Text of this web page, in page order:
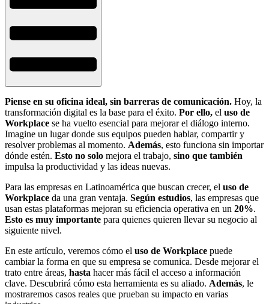
Piense en su oficina ideal, sin barreras de comunicación. Hoy, la
transformación digital es la base para el éxito. Por ello, el uso de
Workplace se ha vuelto esencial para mejorar el diálogo interno.
Imagine un lugar donde sus equipos pueden hablar, compartir y
resolver problemas al momento. Además, esto funciona sin importar
dónde estén. Esto no solo mejora el trabajo, sino que también
impulsa la productividad y las ideas nuevas.
Para las empresas en Latinoamérica que buscan crecer, el uso de
Workplace da una gran ventaja. Según estudios, las empresas que
usan estas plataformas mejoran su eficiencia operativa en un 20%.
Esto es muy importante para quienes quieren llevar su negocio al
siguiente nivel.
En este artículo, veremos cómo el uso de Workplace puede
cambiar la forma en que su empresa se comunica. Desde mejorar el
trato entre áreas, hasta hacer más fácil el acceso a información
clave. Descubrirá cómo esta herramienta es su aliado. Además, le
mostraremos casos reales que prueban su impacto en varias